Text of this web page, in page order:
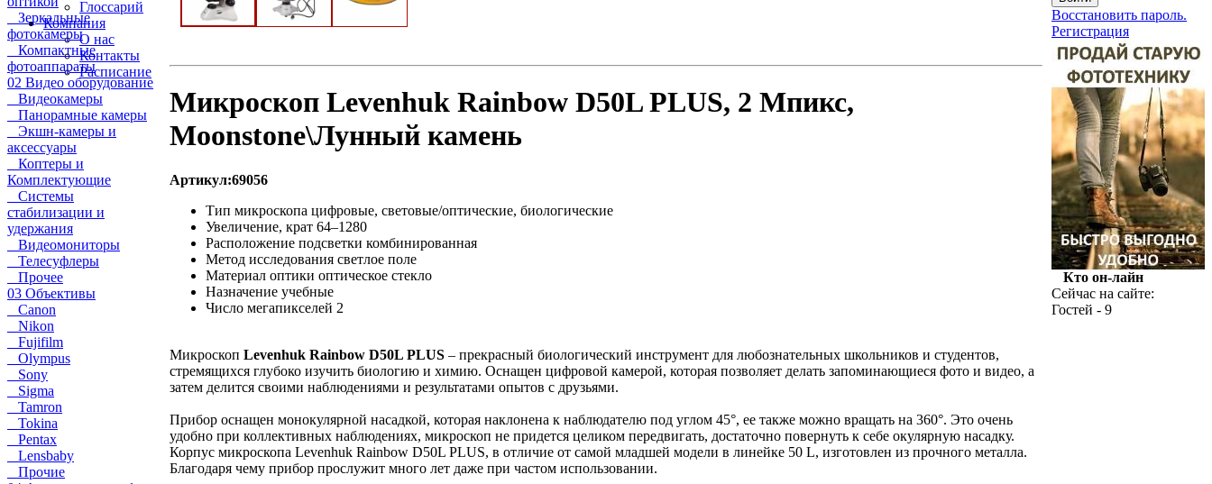
Глоссарий
Компания
О нас
Контакты
Расписание
Зеркальные
фотокамеры
Компактные
фотоаппараты
02 Видео оборудование
Видеокамеры
Панорамные камеры
Экшн-камеры и
аксессуары
Коптеры и
Комплектующие
Системы
стабилизации и
удержания
Видеомониторы
Телесуфлеры
Прочее
03 Объективы
Canon
Nikon
Fujifilm
Olympus
Sony
Sigma
Tamron
Tokina
Pentax
Lensbaby
Прочие
Микроскоп Levenhuk Rainbow D50L PLUS, 2 Мпикс,
Moonstone\Лунный камень
Артикул:69056
Тип микроскопа цифровые, световые/оптические, биологические
Увеличение, крат 64–1280
Расположение подсветки комбинированная
Метод исследования светлое поле
Материал оптики оптическое стекло
Назначение учебные
Число мегапикселей 2
Микроскоп Levenhuk Rainbow D50L PLUS – прекрасный биологический инструмент для любознательных школьников и студентов,
стремящихся глубоко изучить биологию и химию. Оснащен цифровой камерой, которая позволяет делать запоминающиеся фото и видео, а
затем делится своими наблюдениями и результатами опытов с друзьями.
Прибор оснащен монокулярной насадкой, которая наклонена к наблюдателю под углом 45°, ее также можно вращать на 360°. Это очень
удобно при коллективных наблюдениях, микроскоп не придется целиком передвигать, достаточно повернуть к себе окулярную насадку.
Корпус микроскопа Levenhuk Rainbow D50L PLUS, в отличие от самой младшей модели в линейке 50 L, изготовлен из прочного металла.
Благодаря чему прибор прослужит много лет даже при частом использовании.
Восстановить пароль.
Регистрация
Кто он-лайн
Сейчас на сайте:
Гостей - 9